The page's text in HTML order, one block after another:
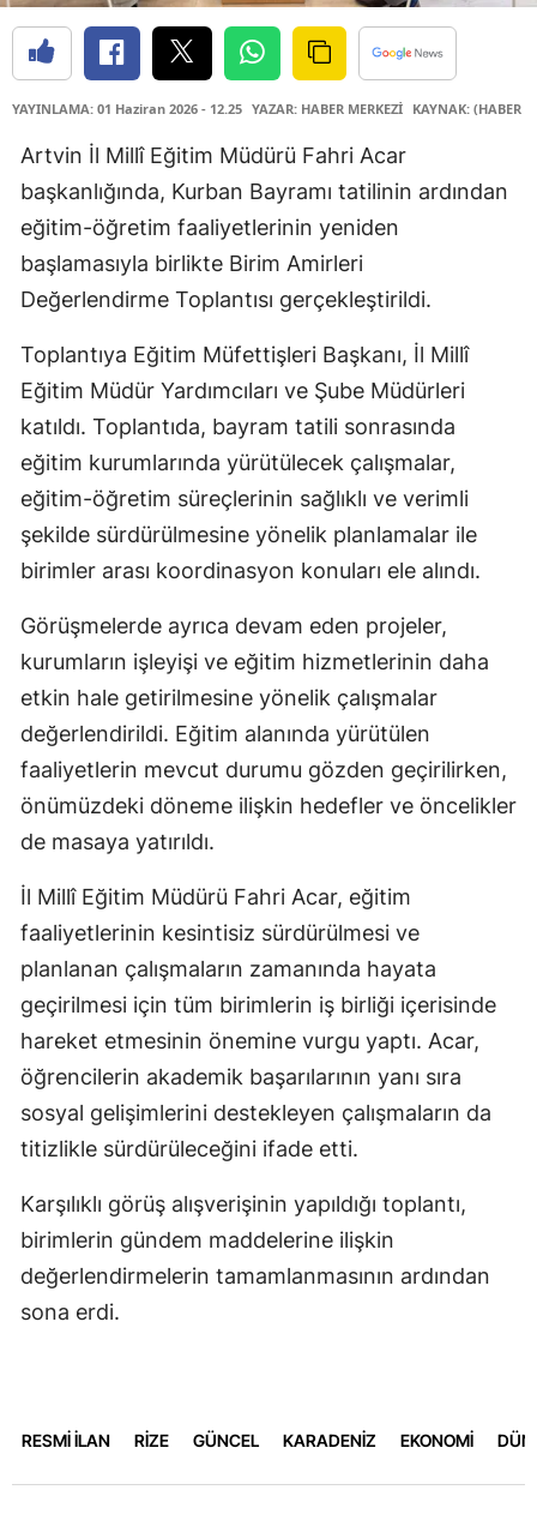
YAYINLAMA: 01 Haziran 2026 - 12.25 YAZAR: HABER MERKEZİ KAYNAK: (HABER
Artvin İl Millî Eğitim Müdürü Fahri Acar
başkanlığında, Kurban Bayramı tatilinin ardından
eğitim-öğretim faaliyetlerinin yeniden
başlamasıyla birlikte Birim Amirleri
Değerlendirme Toplantısı gerçekleştirildi.
Toplantıya Eğitim Müfettişleri Başkanı, İl Millî
Eğitim Müdür Yardımcıları ve Şube Müdürleri
katıldı. Toplantıda, bayram tatili sonrasında
eğitim kurumlarında yürütülecek çalışmalar,
eğitim-öğretim süreçlerinin sağlıklı ve verimli
şekilde sürdürülmesine yönelik planlamalar ile
birimler arası koordinasyon konuları ele alındı.
Görüşmelerde ayrıca devam eden projeler,
kurumların işleyişi ve eğitim hizmetlerinin daha
etkin hale getirilmesine yönelik çalışmalar
değerlendirildi. Eğitim alanında yürütülen
faaliyetlerin mevcut durumu gözden geçirilirken,
önümüzdeki döneme ilişkin hedefler ve öncelikler
de masaya yatırıldı.
İl Millî Eğitim Müdürü Fahri Acar, eğitim
faaliyetlerinin kesintisiz sürdürülmesi ve
planlanan çalışmaların zamanında hayata
geçirilmesi için tüm birimlerin iş birliği içerisinde
hareket etmesinin önemine vurgu yaptı. Acar,
öğrencilerin akademik başarılarının yanı sıra
sosyal gelişimlerini destekleyen çalışmaların da
titizlikle sürdürüleceğini ifade etti.
Karşılıklı görüş alışverişinin yapıldığı toplantı,
birimlerin gündem maddelerine ilişkin
değerlendirmelerin tamamlanmasının ardından
sona erdi.
RESMİ İLAN RİZE GÜNCEL KARADENİZ EKONOMİ